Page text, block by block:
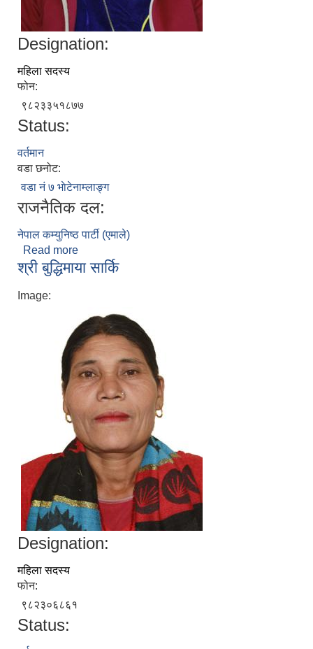
Designation:
महिला सदस्य
फोन:
९८२३३५१८७७
Status:
वर्तमान
वडा छनोट:
वडा नं ७ भाेटेनाम्लाङ्ग
राजनैतिक दल:
नेपाल कम्युनिष्ठ‌ पार्टी (एमाले)
Read more
श्री बुद्धिमाया सार्कि
Image:
Designation:
महिला सदस्य
फोन:
९८२३०६८६१
Status: